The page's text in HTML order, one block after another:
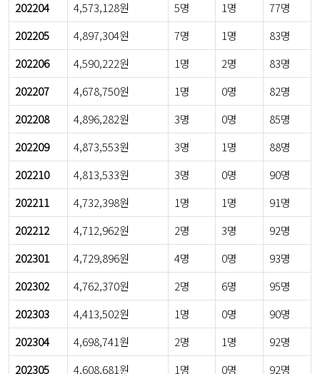
202204
4,573,128원 5명 1명
77명
202205
4,897,304원 7명 1명
83명
202206
4,590,222원 1명 2명
83명
202207
4,678,750원 1명 0명
82명
202208
4,896,282원 3명 0명
85명
202209
4,873,553원 3명 1명
88명
202210
4,813,533원 3명 0명
90명
202211
4,732,398원 1명 1명
91명
202212
4,712,962원 2명 3명
92명
202301
4,729,896원 4명 0명
93명
202302
4,762,370원 2명 6명
95명
202303
4,413,502원 1명 0명
90명
202304
4,698,741원 2명 1명
92명
202305
4,608,681원 1명 0명
92명